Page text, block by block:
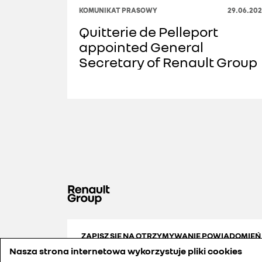
KOMUNIKAT PRASOWY
Quitterie de Pelleport
appointed General
Secretary of Renault Group
ZAPISZ SIĘ NA OTRZYMYWANIE POWIADOMIEŃ
Nasza strona internetowa wykorzystuje pliki cookies